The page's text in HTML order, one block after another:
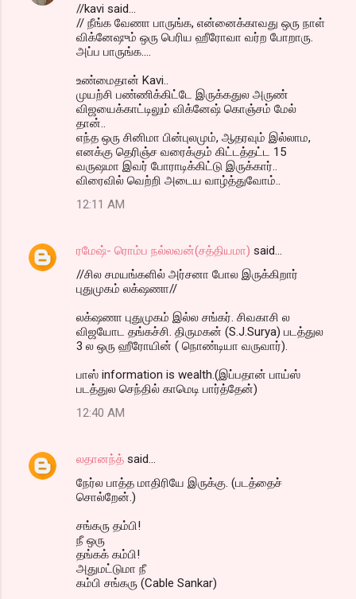
//kavi said...
// நீங்க வேணா பாருங்க, என்னைக்காவது ஒரு நாள்
விக்னேஷும் ஒரு பெரிய ஹீரோவா வர்ற போறாரு.
அப்ப பாருங்க....
உண்மைதான் Kavi..
முயற்சி பண்ணிக்கிட்டே இருக்கதுல அருண்
விஜயைக்காட்டிலும் விக்னேஷ் கொஞ்சம் மேல்
தான்..
எந்த ஒரு சினிமா பின்புலமும், ஆதரவும் இல்லாம,
எனக்கு தெரிஞ்ச வரைக்கும் கிட்டத்தட்ட 15
வருஷமா இவர் போராடிக்கிட்டு இருக்கார்..
விரைவில் வெற்றி அடைய வாழ்த்துவோம்..
12:11 AM
ரமேஷ்- ரொம்ப நல்லவன்(சத்தியமா) said…
//சில சமயங்களில் அர்சனா போல இருக்கிறார்
புதுமுகம் லக்‌ஷணா//
லக்‌ஷணா புதுமுகம் இல்ல சங்கர். சிவகாசி ல
விஜயோட தங்கச்சி. திருமகன் (S.J.Surya) படத்துல
3 ல ஒரு ஹீரோயின் ( நொண்டியா வருவார்).
பாஸ் information is wealth.(இப்பதான் பாய்ஸ்
படத்துல செந்தில் காமெடி பார்த்தேன்)
12:40 AM
லதானந்த் said…
நேர்ல பாத்த மாதிரியே இருக்கு. (படத்தைச்
சொல்றேன்.)
சங்கரு தம்பி!
நீ ஒரு
தங்கக் கம்பி!
அதுமட்டுமா நீ
கம்பி சங்கரு (Cable Sankar)